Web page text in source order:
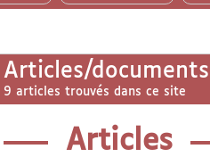
Articles/
9 articles trouvés dans ce site
Articles